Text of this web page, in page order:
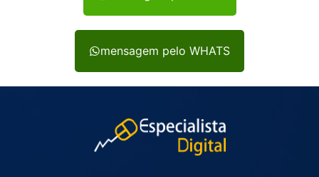
mensagem pelo WHATS